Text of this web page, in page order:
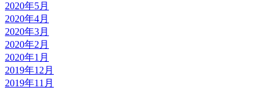
2020年5月
2020年4月
2020年3月
2020年2月
2020年1月
2019年12月
2019年11月